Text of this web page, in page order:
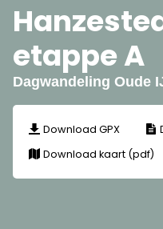
etappe A
Dagwandeling Oude
Download GPX
Download kaart (pdf)